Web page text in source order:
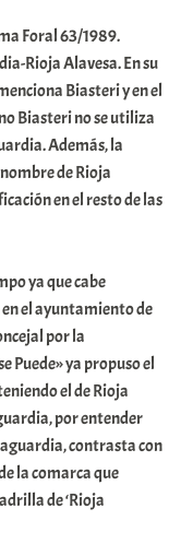
Foral 63/1989.
Rioja Alavesa. En su
Biasteri y en el
Biasteri no se utiliza
Además, la
de Rioja
en el resto de las
ya que cabe
el ayuntamiento de
por la
Puede» ya propuso el
el de Rioja
por entender
contrasta con
la comarca que
de ‘Rioja